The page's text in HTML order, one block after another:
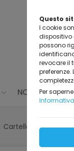
Questo
I cookie
dispositivo
possono
revocare il
Per
NOLEGGIO
Cartellonistica